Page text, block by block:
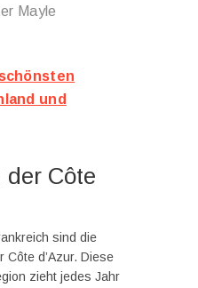
Mayle
und
der Côte
sind die
Côte d’Azur. Diese
zieht jedes Jahr